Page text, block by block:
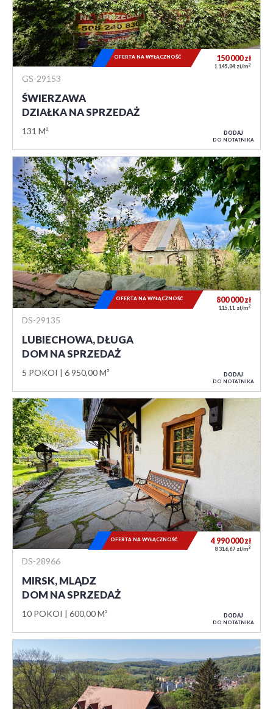
GS-29153
ŚWIERZAWA
DZIAŁKA NA SPRZEDAŻ
131 M²
150 000zł
1 145,04 zł/m2
OFERTA NA WYŁĄCZNOŚĆ
DODAJ
DO NOTATNIKA
DS-29135
LUBIECHOWA, DŁUGA
DOM NA SPRZEDAŻ
5 POKOI 6 950,00 M²
800 000zł
115,11 zł/m2
OFERTA NA WYŁĄCZNOŚĆ
DODAJ
DO NOTATNIKA
DS-28966
MIRSK, MLĄDZ
DOM NA SPRZEDAŻ
10 POKOI 600,00 M²
4 990 000zł
8 316,67 zł/m2
OFERTA NA WYŁĄCZNOŚĆ
DODAJ
DO NOTATNIKA